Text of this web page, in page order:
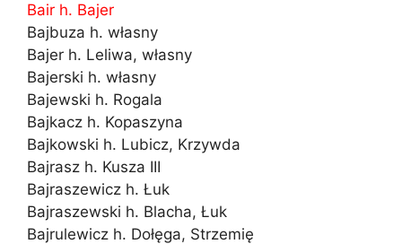
Bair h. Bajer
Bajbuza h. własny
Bajer h. Leliwa, własny
Bajerski h. własny
Bajewski h. Rogala
Bajkacz h. Kopaszyna
Bajkowski h. Lubicz, Krzywda
Bajrasz h. Kusza III
Bajraszewicz h. Łuk
Bajraszewski h. Blacha, Łuk
Bajrulewicz h. Dołęga, Strzemię